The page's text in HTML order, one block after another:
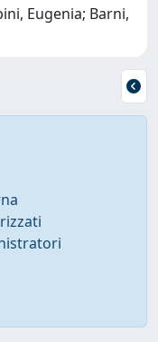
Eugenia; Barni,